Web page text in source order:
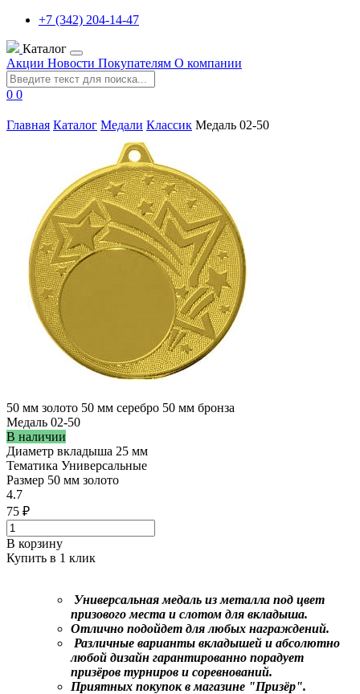
+7 (342) 204-14-47
Каталог
Акции Новости Покупателям О компании
0 0
Главная Каталог Медали Классик Медаль 02-50
50 мм золото 50 мм серебро 50 мм бронза
Медаль 02-50
В наличии
Диаметр вкладыша 25 мм
Тематика Универсальные
Размер 50 мм золото
4.7
75 ₽
В корзину
Купить в 1 клик
Универсальная медаль из металла под цвет
призового места и слотом для вкладыша.
Отлично подойдет для любых награждений.
Различные варианты вкладышей и абсолютно
любой дизайн гарантированно порадует
призёров турниров и соревнований.
Приятных покупок в магазине "Призёр".